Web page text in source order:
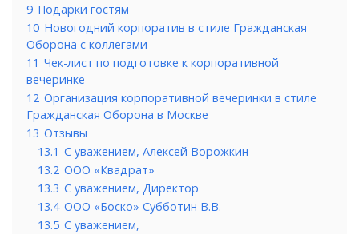
9 Подарки гостям
10 Новогодний корпоратив в стиле Гражданская
Оборона с коллегами
11 Чек-лист по подготовке к корпоративной
вечеринке
12 Организация корпоративной вечеринки в стиле
Гражданская Оборона в Москве
13 Отзывы
13.1 С уважением, Алексей Ворожкин
13.2 ООО «Квадрат»
13.3 С уважением, Директор
13.4 ООО «Боско» Субботин В.В.
13.5 С уважением,